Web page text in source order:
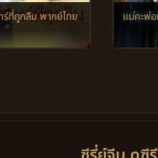
ที่ถูกลืม พากย์ไทย
แม่คะพ่